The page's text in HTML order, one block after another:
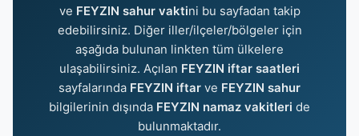
ve FEYZIN sahur vaktini bu sayfadan takip
edebilirsiniz. Diğer iller/ilçeler/bölgeler için
aşağıda bulunan linkten tüm ülkelere
ulaşabilirsiniz. Açılan FEYZIN iftar saatleri
sayfalarında FEYZIN iftar ve FEYZIN sahur
bilgilerinin dışında FEYZIN namaz vakitleri de
bulunmaktadır.